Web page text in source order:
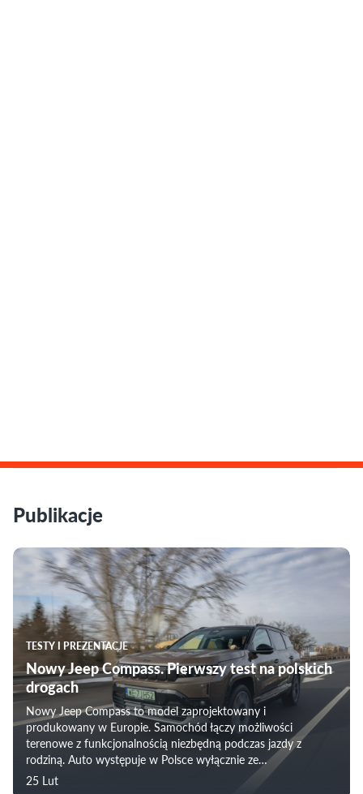
Publikacje
TESTY I PREZENTACJE
Nowy Jeep Compass. Pierwszy test na polskich
drogach
Nowy Jeep Compass to model zaprojektowany i
produkowany w Europie. Samochód łączy możliwości
terenowe z funkcjonalnością niezbędną podczas jazdy z
rodziną. Auto występuje w Polsce wyłącznie ze
zelektryfikowanymi napędami: hybrydą, hybrydą typu plug-in
25 Lut